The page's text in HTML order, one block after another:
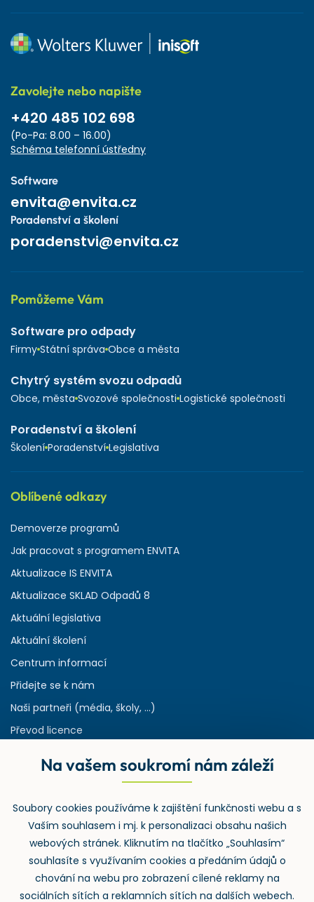
Zavolejte nebo napište
+420 485 102 698
(Po-Pa: 8.00 – 16.00)
Schéma telefonní ústředny
Software
envita@envita.cz
Poradenství a školení
poradenstvi@envita.cz
Pomůžeme Vám
Software pro odpady
Firmy Státní správa Obce a města
Chytrý systém svozu odpadů
Obce, města Svozové společnosti Logistické společnosti
Poradenství a školení
Školení Poradenství Legislativa
Oblíbené odkazy
Demoverze programů
Jak pracovat s programem ENVITA
Aktualizace IS ENVITA
Aktualizace SKLAD Odpadů 8
Aktuální legislativa
Aktuální školení
Centrum informací
Přidejte se k nám
Naši partneři (média, školy, ...)
Převod licence
Rejstřík používaných zkratek v odpadech
Zpětný odběr
Na vašem soukromí nám záleží
Soubory cookies používáme k zajištění funkčnosti webu a s
Vaším souhlasem i mj. k personalizaci obsahu našich
webových stránek. Kliknutím na tlačítko „Souhlasím“
souhlasíte s využívaním cookies a předáním údajů o
chování na webu pro zobrazení cílené reklamy na
sociálních sítích a reklamních sítích na dalších webech.